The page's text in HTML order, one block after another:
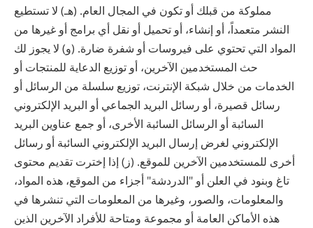
مملوكة من قبلك أو تكون في المجال العام. (هـ) لا تستطيع
النشر متعمداً، أو إنشاء، أو تحميل أو نقل أي برامج أو غيرها من
المواد التي تحتوي على فيروسات أو شفرة ضارة. (و) لا يجوز لك
حث المستخدمين الآخرين، أو توزيع الدعاية للمنتجات أو
الخدمات من خلال شبكة الإنترنت، توزيع سلسلة من الرسائل أو
رسائل قصيرة، أو رسائل البريد الجماعي أو البريد الإلكتروني
السائبة أو الرسائل السائبة الأخرى، أو جمع عناوين البريد
الإلكتروني لغرض إرسال البريد الإلكتروني السائبة أو رسائل
أخرى للمستخدمين الآخرين للموقع. (ز) إذا إخترت تقديم محتوى
تاغ وبنود في العلن أو "الدردشة" أجزاء من الموقع، هذه المواد،
والمعلومات، والصور، وغيرها من المعلومات التي تنشرها في
هذه الأماكن العامة أو مجموعة ومتاحة للأفراد الآخرين الذين